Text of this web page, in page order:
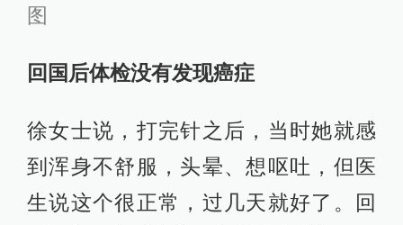
图
回国后体检没有发现癌症
徐女士说，打完针之后，当时她就感
到浑身不舒服，头晕、想呕吐，但医
生说这个很正常，过几天就好了。回